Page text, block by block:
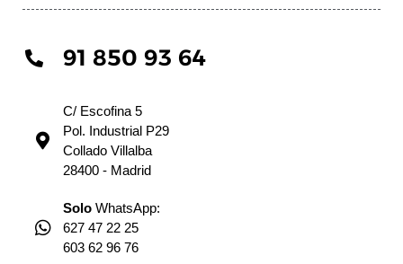
91 850 93 64
C/ Escofina 5
Pol. Industrial P29
Collado Villalba
28400 - Madrid
Solo WhatsApp:
627 47 22 25
603 62 96 76